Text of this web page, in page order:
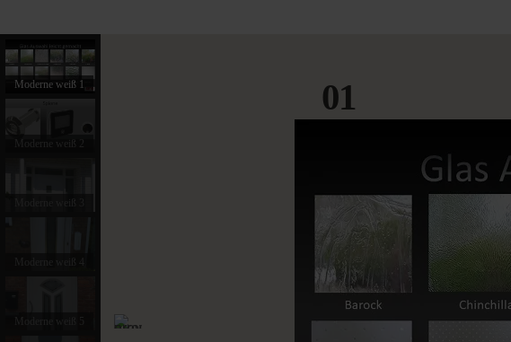
Moderne weiß 1
Moderne weiß 2
Moderne weiß 5
01